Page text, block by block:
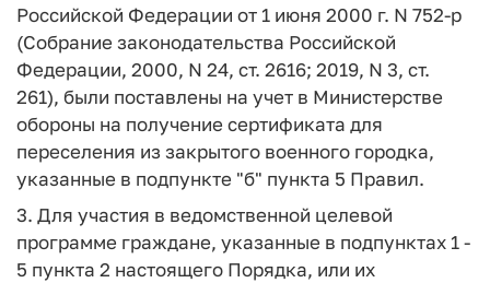
Российской Федерации от 1 июня 2000 г. N 752-р
(Собрание законодательства Российской
Федерации, 2000, N 24, ст. 2616; 2019, N 3, ст.
261), были поставлены на учет в Министерстве
обороны на получение сертификата для
переселения из закрытого военного городка,
указанные в подпункте "б" пункта 5 Правил.
3. Для участия в ведомственной целевой
программе граждане, указанные в подпунктах 1 -
5 пункта 2 настоящего Порядка, или их